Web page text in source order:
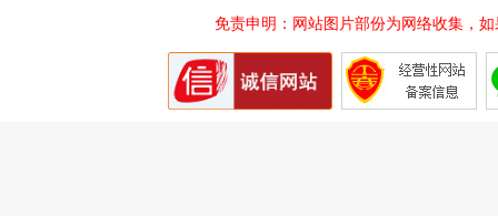
免责申明：网站图片部份为网络收集，